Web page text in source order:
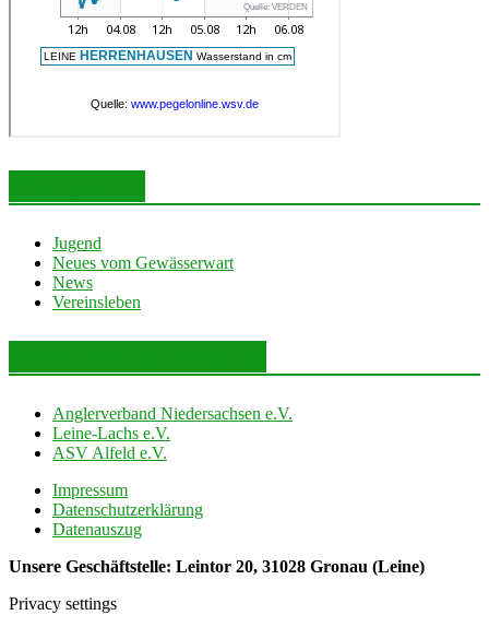
Jugend
Neues vom Gewässerwart
News
Vereinsleben
Anglerverband Niedersachsen e.V.
Leine-Lachs e.V.
ASV Alfeld e.V.
Impressum
Datenschutzerklärung
Datenauszug
Unsere Geschäftstelle: Leintor 20, 31028 Gronau (Leine)
Privacy settings